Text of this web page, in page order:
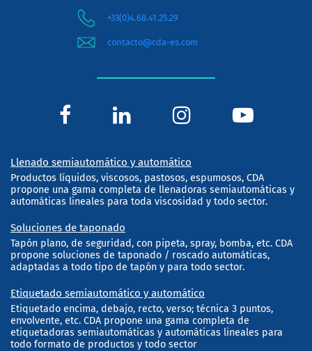
+33(0)4.68.41.25.29
contacto@cda-es.com
Llenado semiautomático y automático
Productos líquidos, viscosos, pastosos, espumosos, CDA
propone una gama completa de llenadoras semiautomáticas y
automáticas lineales para toda viscosidad y todo sector.
Soluciones de taponado
Tapón plano, de seguridad, con pipeta, spray, bomba, etc. CDA
propone soluciones de taponado / roscado automáticas,
adaptadas a todo tipo de tapón y para todo sector.
Etiquetado semiautomático y automático
Etiquetado encima, debajo, recto, verso; técnica 3 puntos,
envolvente, etc. CDA propone una gama completa de
etiquetadoras semiautomáticas y automáticas lineales para
todo formato de productos y todo sector